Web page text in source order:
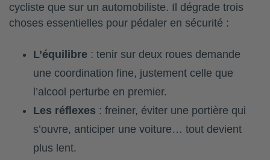
cycliste que sur un automobiliste. Il dégrade trois
choses essentielles pour pédaler en sécurité :
L’équilibre : tenir sur deux roues demande
une coordination fine, justement celle que
l’alcool perturbe en premier.
Les réflexes : freiner, éviter une portière qui
s’ouvre, anticiper une voiture… tout devient
plus lent.